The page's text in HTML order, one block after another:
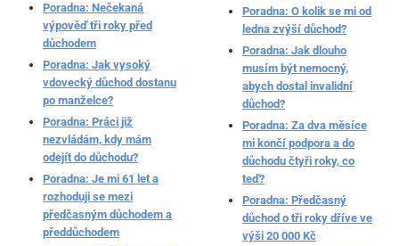
Poradna: Nečekaná
výpověď tři roky před
důchodem
Poradna: Jak vysoký
vdovecký důchod dostanu
po manželce?
Poradna: Práci již
nezvládám, kdy mám
odejít do důchodu?
Poradna: Je mi 61 let a
rozhoduji se mezi
předčasným důchodem a
předdůchodem
Poradna: O kolik se mi od
ledna zvýší důchod?
Poradna: Jak dlouho
musím být nemocný,
abych dostal invalidní
důchod?
Poradna: Za dva měsíce
mi končí podpora a do
důchodu čtyři roky, co
teď?
Poradna: Předčasný
důchod o tři roky dříve ve
výši 20 000 Kč